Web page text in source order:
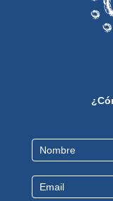
Contact
Us